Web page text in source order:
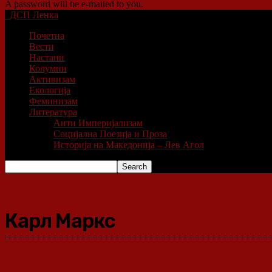
A password will be e-mailed to you.
ДСП Ленка
Почетна
Вести
Настани
Колумни
Активизам
Екологија
Феминизам
Литература
Анти Империјализам
Социјална Поезија и Проза
Историја на Македонија – Лев Агол
Карл Маркс